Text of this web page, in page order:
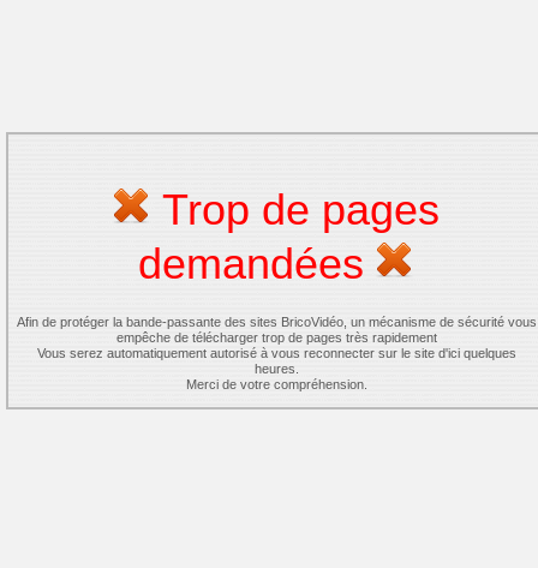
Trop de pages
demandées
Afin de protéger la bande-passante des sites BricoVidéo, un mécanisme de sécurité vous
empêche de télécharger trop de pages très rapidement
Vous serez automatiquement autorisé à vous reconnecter sur le site d'ici quelques
heures.
Merci de votre compréhension.